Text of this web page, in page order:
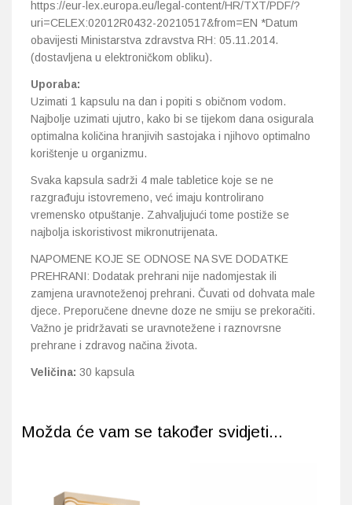
https://eur-lex.europa.eu/legal-content/HR/TXT/PDF/?
uri=CELEX:02012R0432-20210517&from=EN *Datum
obavijesti Ministarstva zdravstva RH: 05.11.2014.
(dostavljena u elektroničkom obliku).
Uporaba:
Uzimati 1 kapsulu na dan i popiti s običnom vodom.
Najbolje uzimati ujutro, kako bi se tijekom dana osigurala
optimalna količina hranjivih sastojaka i njihovo optimalno
korištenje u organizmu.
Svaka kapsula sadrži 4 male tabletice koje se ne
razgrađuju istovremeno, već imaju kontrolirano
vremensko otpuštanje. Zahvaljujući tome postiže se
najbolja iskoristivost mikronutrijenata.
NAPOMENE KOJE SE ODNOSE NA SVE DODATKE
PREHRANI: Dodatak prehrani nije nadomjestak ili
zamjena uravnoteženoj prehrani. Čuvati od dohvata male
djece. Preporučene dnevne doze ne smiju se prekoračiti.
Važno je pridržavati se uravnotežene i raznovrsne
prehrane i zdravog načina života.
Veličina: 30 kapsula
Možda će vam se također svidjeti...